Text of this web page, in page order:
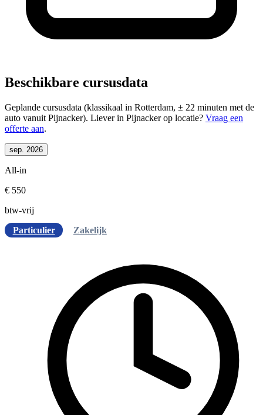
Beschikbare cursusdata
Geplande cursusdata (klassikaal in Rotterdam, ± 22 minuten met de
auto vanuit Pijnacker). Liever in Pijnacker op locatie? Vraag een
offerte aan.
sep. 2026
All-in
€ 550
btw-vrij
Particulier
Zakelijk